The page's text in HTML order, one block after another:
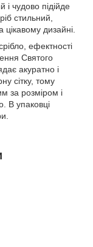
чудово підійде
стильний,
дизайні.
ефектності
Святого
акуратно і
сітку, тому
за розміром і
В упаковці